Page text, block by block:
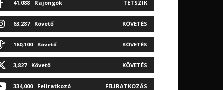
41,088 Rajongók TETSZIK
63,287 Követő KÖVETÉS
160,100 Követő KÖVETÉS
3,827 Követő KÖVETÉS
334,000 Feliratkozó FELIRATKOZÁS